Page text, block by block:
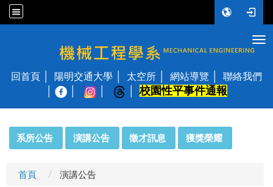
國立陽明交通大學 機械工程學系
回首頁 陽明交通大學 太空所 網站導覽
聯絡我們
校園性平事件通報
系所公告 演講公告 徵才訊息 獲獎榮耀
首頁 演講公告